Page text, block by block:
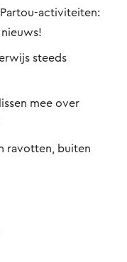
activiteiten:
steeds
mee over
ravotten, buiten